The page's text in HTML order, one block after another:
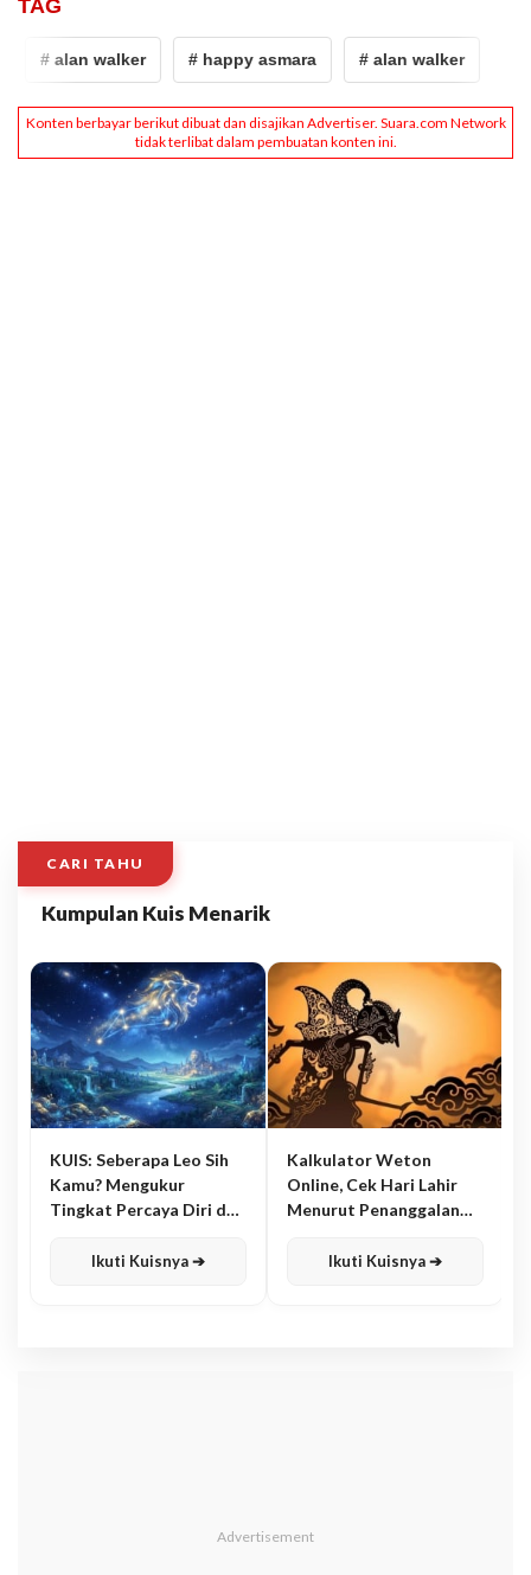
TAG
# alan walker # happy asmara # alan walker
CARI TAHU
Kumpulan Kuis Menarik
KUIS: Seberapa Leo Sih
Kamu? Mengukur
Tingkat Percaya Diri dan
Ikuti Kuisnya ➔
Kalkulator Weton
Online, Cek Hari Lahir
Menurut Penanggalan
Ikuti Kuisnya ➔